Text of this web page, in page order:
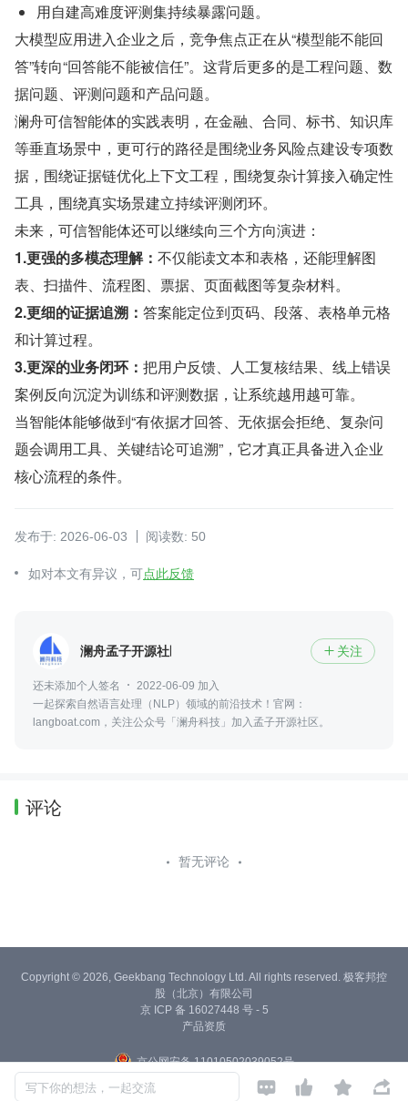
用自建高难度评测集持续暴露问题。
大模型应用进入企业之后，竞争焦点正在从“模型能不能回
答”转向“回答能不能被信任”。这背后更多的是工程问题、数
据问题、评测问题和产品问题。
澜舟可信智能体的实践表明，在金融、合同、标书、知识库
等垂直场景中，更可行的路径是围绕业务风险点建设专项数
据，围绕证据链优化上下文工程，围绕复杂计算接入确定性
工具，围绕真实场景建立持续评测闭环。
未来，可信智能体还可以继续向三个方向演进：
1.更强的多模态理解： 不仅能读文本和表格，还能理解图
表、扫描件、流程图、票据、页面截图等复杂材料。
2.更细的证据追溯： 答案能定位到页码、段落、表格单元格
和计算过程。
3.更深的业务闭环： 把用户反馈、人工复核结果、线上错误
案例反向沉淀为训练和评测数据，让系统越用越可靠。
当智能体能够做到“有依据才回答、无依据会拒绝、复杂问
题会调用工具、关键结论可追溯”，它才真正具备进入企业
核心流程的条件。
发布于: 2026-06-03 阅读数: 50
如对本文有异议，可点此反馈
澜舟孟子开源社区  关注
还未添加个人签名
2022-06-09 加入
一起探索自然语言处理（NLP）领域的前沿技术！官网：
langboat.com，关注公众号「澜舟科技」加入孟子开源社区。
评论
暂无评论
写下你的想法，一起交流    
Copyright © 2026, Geekbang Technology Ltd. All rights reserved. 极客邦控
股（北京）有限公司
京 ICP 备 16027448 号 - 5
产品资质
京公网安备 11010502039052号